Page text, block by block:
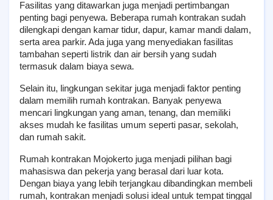
Fasilitas yang ditawarkan juga menjadi pertimbangan
penting bagi penyewa. Beberapa rumah kontrakan sudah
dilengkapi dengan kamar tidur, dapur, kamar mandi dalam,
serta area parkir. Ada juga yang menyediakan fasilitas
tambahan seperti listrik dan air bersih yang sudah
termasuk dalam biaya sewa.
Selain itu, lingkungan sekitar juga menjadi faktor penting
dalam memilih rumah kontrakan. Banyak penyewa
mencari lingkungan yang aman, tenang, dan memiliki
akses mudah ke fasilitas umum seperti pasar, sekolah,
dan rumah sakit.
Rumah kontrakan Mojokerto juga menjadi pilihan bagi
mahasiswa dan pekerja yang berasal dari luar kota.
Dengan biaya yang lebih terjangkau dibandingkan membeli
rumah, kontrakan menjadi solusi ideal untuk tempat tinggal